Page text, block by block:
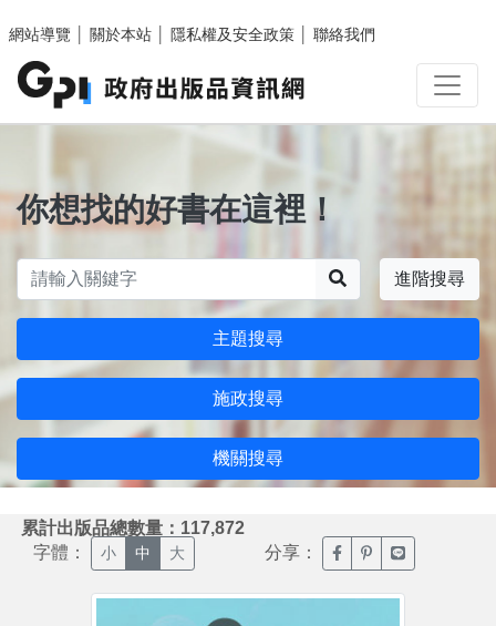
網站導覽
關於本站 隱私權及安全政策 聯絡我們
你想找的好書在這裡！
進階搜尋
主題搜尋
施政搜尋
機關搜尋
累計出版品總數量：117,872
字體： 小 中 大 分享： 臉書分享(另開新視窗)
噗浪分享(另開新
Line分享(另